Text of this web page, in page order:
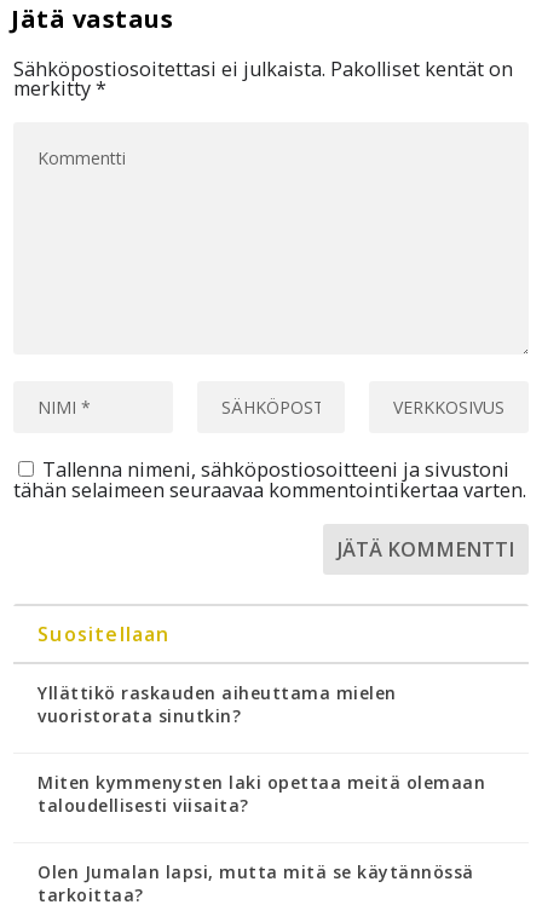
Sähköpostiosoitettasi ei julkaista. Pakolliset kentät on
merkitty*
Tallenna nimeni, sähköpostiosoitteeni ja sivustoni
tähän selaimeen seuraavaa kommentointikertaa varten.
Suositellaan
Yllättikö raskauden aiheuttama mielen
vuoristorata sinutkin?
Miten kymmenysten laki opettaa meitä olemaan
taloudellisesti viisaita?
Olen Jumalan lapsi, mutta mitä se käytännössä
tarkoittaa?